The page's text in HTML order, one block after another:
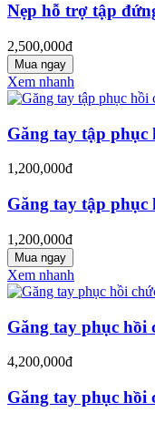
Nẹp hỗ trợ tập
2,500,000đ
Mua ngay
Xem nhanh
Găng tay tập phục
1,200,000đ
Găng tay tập phục
1,200,000đ
Mua ngay
Xem nhanh
Găng tay phục hồi
4,200,000đ
Găng tay phục hồi